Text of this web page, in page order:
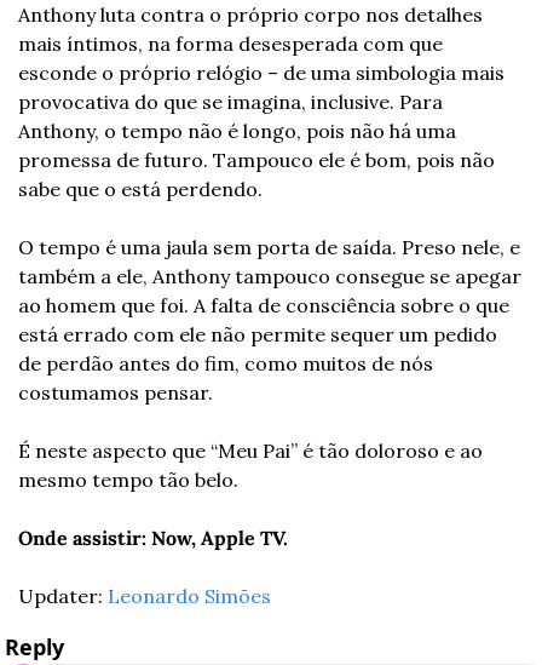
Anthony luta contra o próprio corpo nos detalhes
mais íntimos, na forma desesperada com que
esconde o próprio relógio – de uma simbologia mais
provocativa do que se imagina, inclusive. Para
Anthony, o tempo não é longo, pois não há uma
promessa de futuro. Tampouco ele é bom, pois não
sabe que o está perdendo.
O tempo é uma jaula sem porta de saída. Preso nele, e
também a ele, Anthony tampouco consegue se apegar
ao homem que foi. A falta de consciência sobre o que
está errado com ele não permite sequer um pedido
de perdão antes do fim, como muitos de nós
costumamos pensar.
É neste aspecto que “Meu Pai” é tão doloroso e ao
mesmo tempo tão belo.
Onde assistir: Now, Apple TV.
Updater: Leonardo Simões
Reply